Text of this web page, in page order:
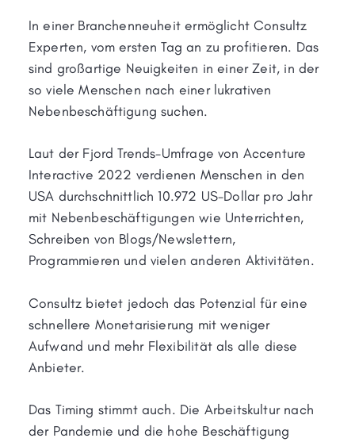
In einer Branchenneuheit ermöglicht Consultz
Experten, vom ersten Tag an zu profitieren. Das
sind großartige Neuigkeiten in einer Zeit, in der
so viele Menschen nach einer lukrativen
Nebenbeschäftigung suchen.
Laut der Fjord Trends-Umfrage von Accenture
Interactive 2022 verdienen Menschen in den
USA durchschnittlich 10.972 US-Dollar pro Jahr
mit Nebenbeschäftigungen wie Unterrichten,
Schreiben von Blogs/Newslettern,
Programmieren und vielen anderen Aktivitäten.
Consultz bietet jedoch das Potenzial für eine
schnellere Monetarisierung mit weniger
Aufwand und mehr Flexibilität als alle diese
Anbieter.
Das Timing stimmt auch. Die Arbeitskultur nach
der Pandemie und die hohe Beschäftigung